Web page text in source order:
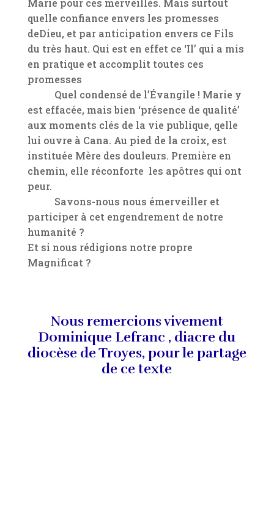
Marie pour ces merveilles. Mais surtout
quelle confiance envers les promesses
deDieu, et par anticipation envers ce Fils
du très haut. Qui est en effet ce ‘Il’ qui a mis
en pratique et accomplit toutes ces
promesses
Quel condensé de l’Évangile ! Marie y
est effacée, mais bien ‘présence de qualité’
aux moments clés de la vie publique, qelle
lui ouvre à Cana. Au pied de la croix, est
instituée Mère des douleurs. Première en
chemin, elle réconforte les apôtres qui ont
peur.
Savons-nous nous émerveiller et
participer à cet engendrement de notre
humanité ?
Et si nous rédigions notre propre
Magnificat ?
Nous remercions vivement
Dominique Lefranc , diacre du
diocèse de Troyes, pour le partage
de ce texte